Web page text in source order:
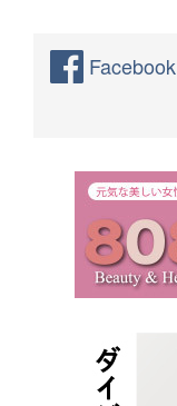
Facebook